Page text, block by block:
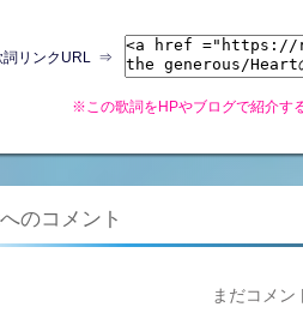
詞リンクURL ⇒
※この歌詞をHPやブログで紹介す
のコメント
まだコメン